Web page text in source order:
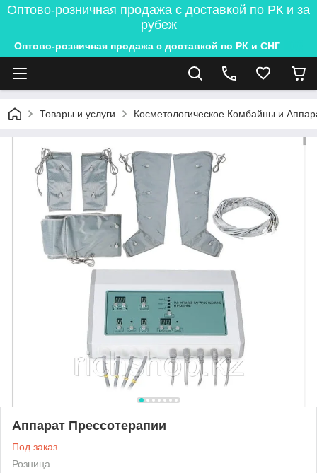
Оптово-розничная продажа с доставкой по РК и за
рубеж
Оптово-розничная продажа с доставкой по РК и СНГ
Товары и услуги Косметологическое Комбайны и
Аппарат Прессотерапии
Под заказ
Розница